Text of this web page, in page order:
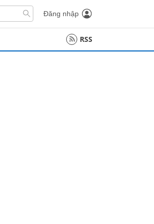
Đăng nhập
RSS